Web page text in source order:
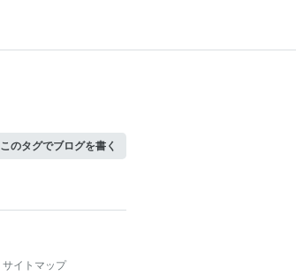
このタグでブログを書く
サイトマップ